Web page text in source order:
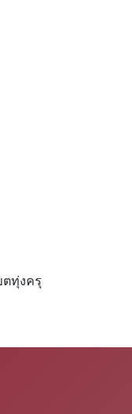
ทุ่งครุ